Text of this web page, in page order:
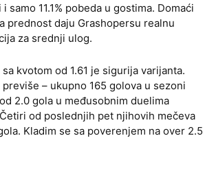
samo 11.1% pobeda u gostima. Domaći
prednost daju Grashopersu realnu
za srednji ulog.
kvotom od 1.61 je siguriјa varijanta.
– ukupno 165 golova u sezoni
2.0 gola u međusobnim duelima
od poslednjih pet njihovih mečeva
Kladim se sa poverenjem na over 2.5